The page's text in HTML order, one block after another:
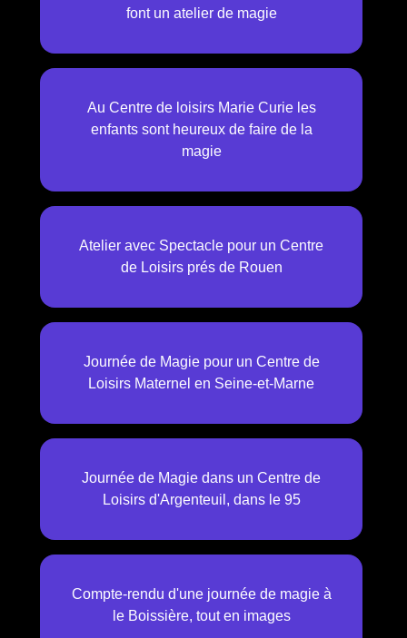
font un atelier de magie
Au Centre de loisirs Marie Curie les
enfants sont heureux de faire de la
magie
Atelier avec Spectacle pour un Centre
de Loisirs prés de Rouen
Journée de Magie pour un Centre de
Loisirs Maternel en Seine-et-Marne
Journée de Magie dans un Centre de
Loisirs d'Argenteuil, dans le 95
Compte-rendu d'une journée de magie à
le Boissière, tout en images